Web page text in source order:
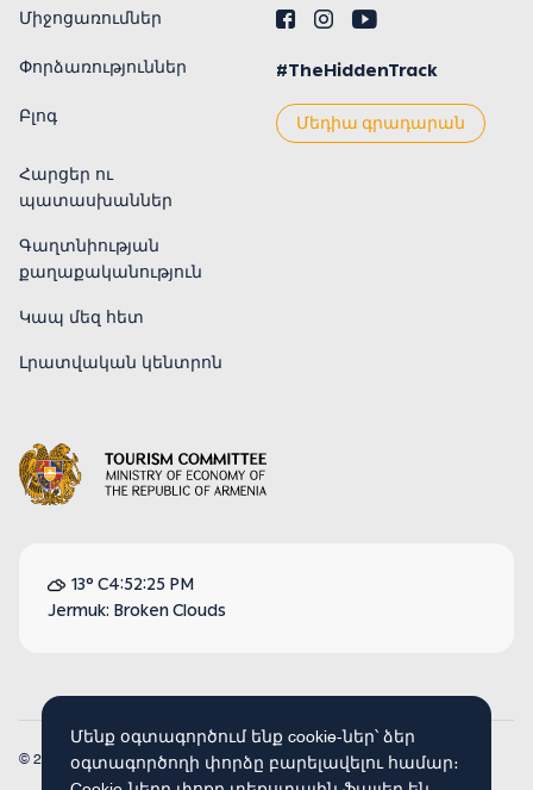
Մենք օգտագործում ենք cookie-ներ՝ ձեր
օգտագործողի փորձը բարելավելու համար։
Միջոցառումներ
Փորձառություններ #TheHiddenTrack
Բլոգ Մեդիա գրադարան
Հարցեր ու
պատասխաններ
Գաղտնիության
քաղաքականություն
Կապ մեզ հետ
Լրատվական կենտրոն
13° C4:52:25 PM
Jermuk: Broken Clouds
© 2026 Armenia Travel. Բոլոր իրավունքները պաշտպանված են։